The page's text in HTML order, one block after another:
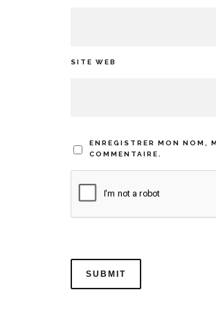
SITE WEB
ENREGISTRER MON NOM,
COMMENTAIRE.